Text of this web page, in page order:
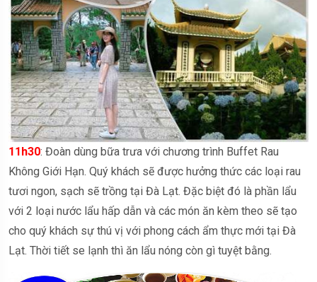
11h30: Đoàn dùng bữa trưa với chương trình Buffet Rau
Không Giới Hạn. Quý khách sẽ được hưởng thức các loại rau
tươi ngon, sạch sẽ trồng tại Đà Lạt. Đặc biệt đó là phần lẩu
với 2 loại nước lẩu hấp dẫn và các món ăn kèm theo sẽ tạo
cho quý khách sự thú vị với phong cách ẩm thực mới tại Đà
Lạt. Thời tiết se lạnh thì ăn lẩu nóng còn gì tuyệt bằng.